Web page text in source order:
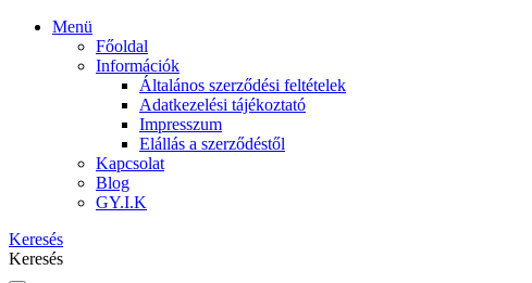
Menü
Főoldal
Információk
Általános szerződési feltételek
Adatkezelési tájékoztató
Impresszum
Elállás a szerződéstől
Kapcsolat
Blog
GY.I.K
Keresés
Keresés